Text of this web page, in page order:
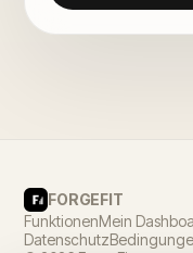
FORGEFIT
FunktionenMein
Datenschutz